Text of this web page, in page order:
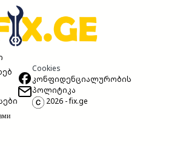
Cookies
კონფიდენციალურობის
პოლიტიკა
2026 - fix.ge